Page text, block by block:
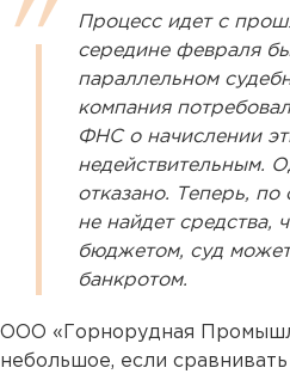
Процесс идет с
середине февраля
параллельном
компания
ФНС о начислении
недействительным.
отказано. Теперь, по
не найдет средства,
бюджетом, суд
банкротом.
ООО «Горнорудная
небольшое, если